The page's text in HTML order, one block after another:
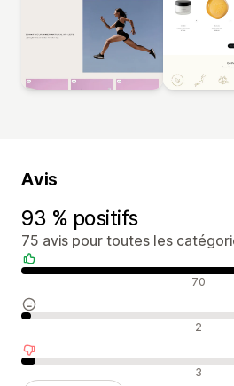
Avis
93 % positifs
75 avis pour toutes les
Avis positifs 70
Avis neutres 2
Avis négatifs 3